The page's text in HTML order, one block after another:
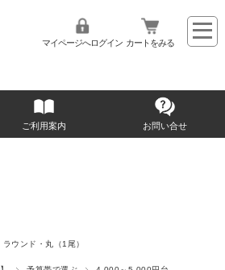
マイページへログイン カートをみる
ご利用案内 お問い合せ
ラウンド・丸（1尾）